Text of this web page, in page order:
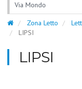
Via Mondo
Zona Letto
LIPSI
LIPSI